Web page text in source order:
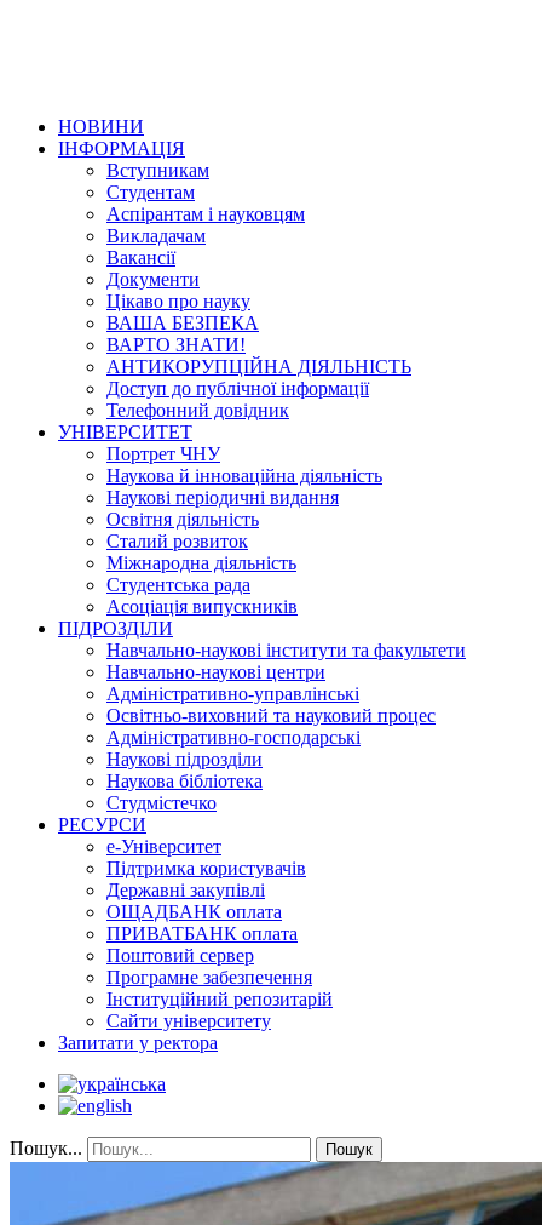
НОВИНИ
ІНФОРМАЦІЯ
Вступникам
Студентам
Аспірантам і науковцям
Викладачам
Вакансії
Документи
Цікаво про науку
ВАША БЕЗПЕКА
ВАРТО ЗНАТИ!
АНТИКОРУПЦІЙНА ДІЯЛЬНІСТЬ
Доступ до публічної інформації
Телефонний довідник
УНІВЕРСИТЕТ
Портрет ЧНУ
Наукова й інноваційна діяльність
Наукові періодичні видання
Освітня діяльність
Сталий розвиток
Міжнародна діяльність
Студентська рада
Асоціація випускників
ПІДРОЗДІЛИ
Навчально-наукові інститути та факультети
Навчально-наукові центри
Адміністративно-управлінські
Освітньо-виховний та науковий процес
Адміністративно-господарські
Наукові підрозділи
Наукова бібліотека
Студмістечко
РЕСУРСИ
е-Університет
Підтримка користувачів
Державні закупівлі
ОЩАДБАНК оплата
ПРИВАТБАНК оплата
Поштовий сервер
Програмне забезпечення
Інституційний репозитарій
Сайти університету
Запитати у ректора
Пошук... Пошук